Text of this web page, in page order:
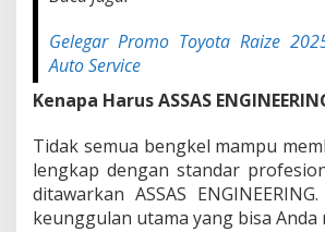
a
a
P
T
A
s
s
Gelegar Promo Toyota Raize
Auto Service
Kenapa Harus ASSAS
Tidak semua bengkel mampu
lengkap dengan standar
ditawarkan ASSAS
keunggulan utama yang bisa Anda